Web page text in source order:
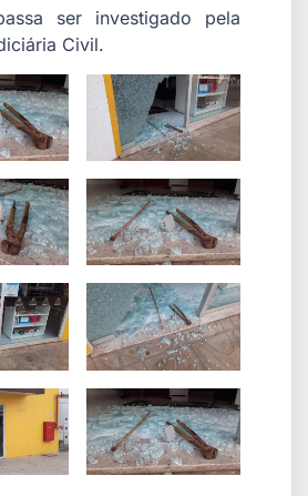
ser investigado pela
Civil.